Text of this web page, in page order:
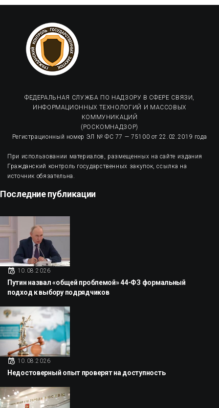
ФЕДЕРАЛЬНАЯ СЛУЖБА ПО НАДЗОРУ В СФЕРЕ СВЯЗИ,
ИНФОРМАЦИОННЫХ ТЕХНОЛОГИЙ И МАССОВЫХ
КОММУНИКАЦИЙ
(РОСКОМНАДЗОР)
Регистрационный номер ЭЛ № ФС 77 — 75100 от 22.02.2019 года
При использовании материалов, размещенных на сайте издания
Гражданский контроль государственных закупок, ссылка на
источник обязательна.
Последние публикации
10.08.2026
Путин назвал «общей проблемой» 44-ФЗ формальный
подход к выбору подрядчиков
10.08.2026
Недостоверный опыт проверят на доступность